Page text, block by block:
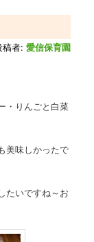
稿者: 愛信保育園
・りんごと白菜
美味しかったで
たいですね～お